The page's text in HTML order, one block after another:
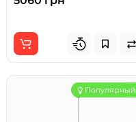
Популярный